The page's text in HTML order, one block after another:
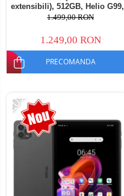
extensibili), 512GB, Helio G99,
10800mAh, 33W, Android 14,
1.499,00 RON
1.249,00 RON
PRECOMANDA
-20%